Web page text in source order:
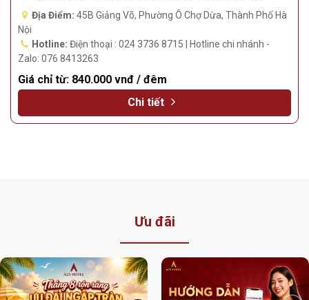
Địa Điểm: 45B Giảng Võ, Phường Ô Chợ Dừa, Thành Phố Hà
Nội
Hotline: Điện thoại : 024 3736 8715 | Hotline chi nhánh -
Zalo: 076 8413263
Giá chỉ từ: 840.000 vnđ / đêm
Chi tiết
Ưu đãi